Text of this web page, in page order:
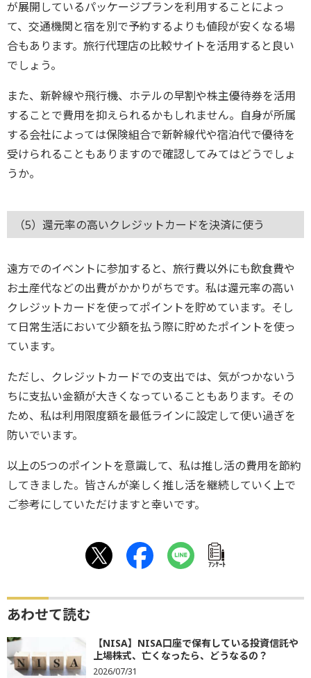
が展開しているパッケージプランを利用することによっ
て、交通機関と宿を別で予約するよりも値段が安くなる場
合もあります。旅行代理店の比較サイトを活用すると良い
でしょう。
また、新幹線や飛行機、ホテルの早割や株主優待券を活用
することで費用を抑えられるかもしれません。自身が所属
する会社によっては保険組合で新幹線代や宿泊代で優待を
受けられることもありますので確認してみてはどうでしょ
うか。
（5）還元率の高いクレジットカードを決済に使う
遠方でのイベントに参加すると、旅行費以外にも飲食費や
お土産代などの出費がかかりがちです。私は還元率の高い
クレジットカードを使ってポイントを貯めています。そし
て日常生活において少額を払う際に貯めたポイントを使っ
ています。
ただし、クレジットカードでの支出では、気がつかないう
ちに支払い金額が大きくなっていることもあります。その
ため、私は利用限度額を最低ラインに設定して使い過ぎを
防いでいます。
以上の5つのポイントを意識して、私は推し活の費用を節約
してきました。皆さんが楽しく推し活を継続していく上で
ご参考にしていただけますと幸いです。
ｱﾝｹｰﾄ
あわせて読む
【NISA】NISA口座で保有している投資信託や
上場株式、亡くなったら、どうなるの？
2026/07/31